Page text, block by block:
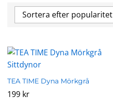
Sortera efter popularitet
TEA TIME Dyna Mörkgrå
199 kr